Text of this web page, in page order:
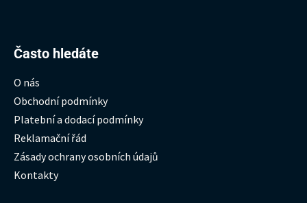
Často hledáte
O nás
Obchodní podmínky
Platební a dodací podmínky
Reklamační řád
Zásady ochrany osobních údajů
Kontakty
Hledat: